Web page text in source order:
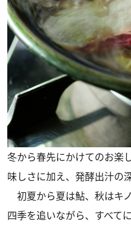
冬から春先にかけてのお楽
味しさに加え、発酵出汁の
初夏から夏は鮎、秋はキ
四季を追いながら、すべて